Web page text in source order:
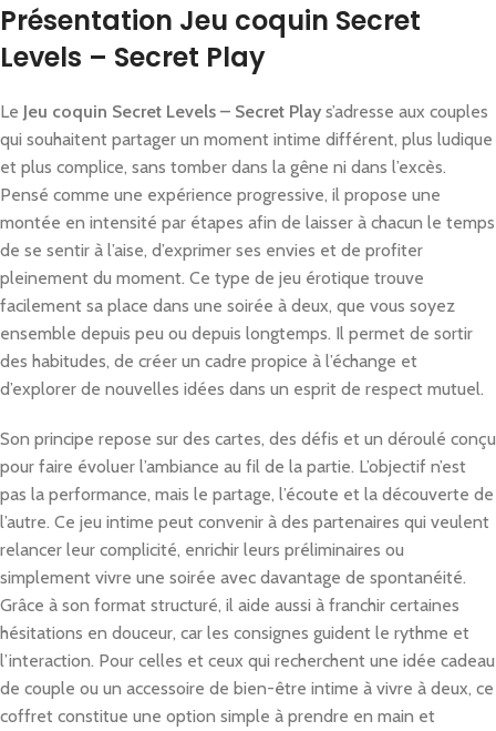
Présentation Jeu coquin Secret
Levels – Secret Play
Le Jeu coquin Secret Levels – Secret Play s’adresse aux couples
qui souhaitent partager un moment intime différent, plus ludique
et plus complice, sans tomber dans la gêne ni dans l’excès.
Pensé comme une expérience progressive, il propose une
montée en intensité par étapes afin de laisser à chacun le temps
de se sentir à l’aise, d’exprimer ses envies et de profiter
pleinement du moment. Ce type de jeu érotique trouve
facilement sa place dans une soirée à deux, que vous soyez
ensemble depuis peu ou depuis longtemps. Il permet de sortir
des habitudes, de créer un cadre propice à l’échange et
d’explorer de nouvelles idées dans un esprit de respect mutuel.
Son principe repose sur des cartes, des défis et un déroulé conçu
pour faire évoluer l’ambiance au fil de la partie. L’objectif n’est
pas la performance, mais le partage, l’écoute et la découverte de
l’autre. Ce jeu intime peut convenir à des partenaires qui veulent
relancer leur complicité, enrichir leurs préliminaires ou
simplement vivre une soirée avec davantage de spontanéité.
Grâce à son format structuré, il aide aussi à franchir certaines
hésitations en douceur, car les consignes guident le rythme et
l’interaction. Pour celles et ceux qui recherchent une idée cadeau
de couple ou un accessoire de bien-être intime à vivre à deux, ce
coffret constitue une option simple à prendre en main et